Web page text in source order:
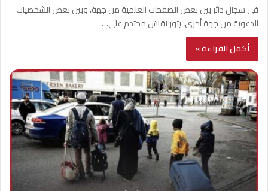
في سجال دائر بين بعض الصفحات العلمية من جهة، وبين بعض الشخصيات
الدعوية من جهة أخرى، يثور نقاش محتدم على…
أكمل القراءة »